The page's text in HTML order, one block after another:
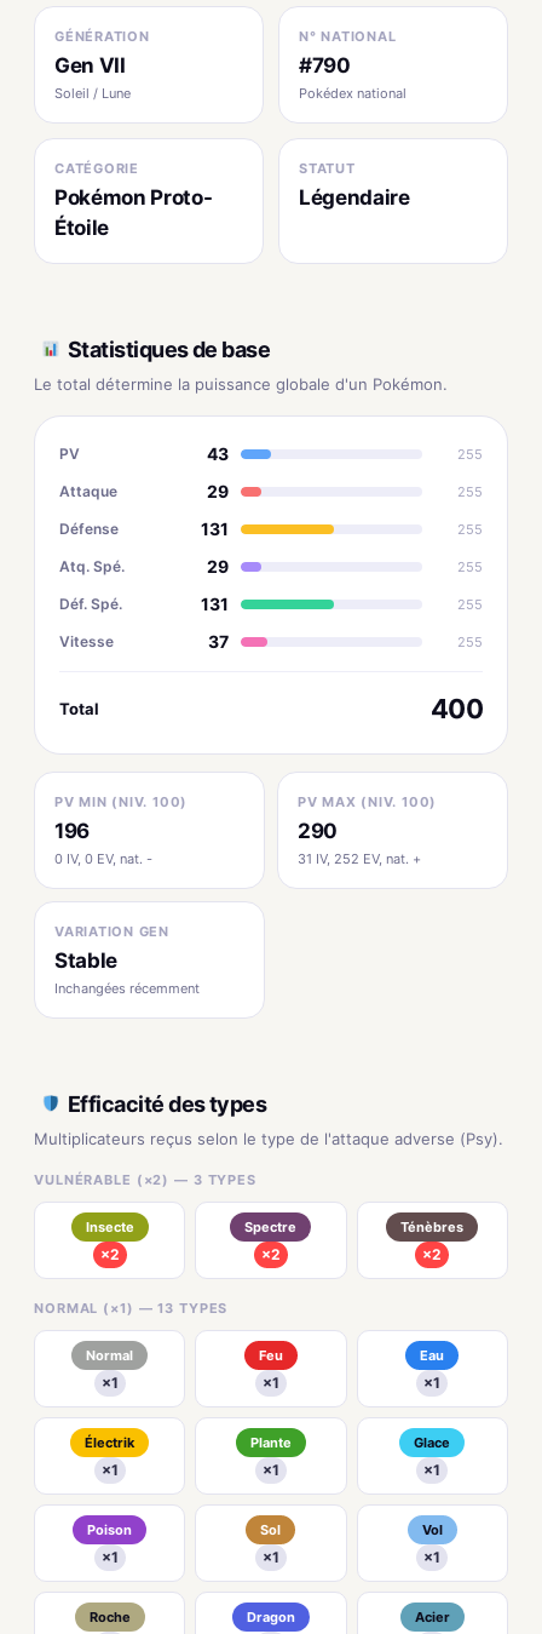
GÉNÉRATION
Gen VII
Soleil / Lune
N° NATIONAL
#790
Pokédex national
CATÉGORIE
Pokémon Proto-
Étoile
STATUT
Légendaire
Statistiques de base
Le total détermine la puissance globale d'un Pokémon.
PV 43 255
Attaque 29 255
Défense 131 255
Atq. Spé. 29 255
Déf. Spé. 131 255
Vitesse 37 255
Total 400
PV MIN (NIV. 100)
196
0 IV, 0 EV, nat. -
PV MAX (NIV. 100)
290
31 IV, 252 EV, nat. +
VARIATION GEN
Stable
Inchangées récemment
Efficacité des types
Multiplicateurs reçus selon le type de l'attaque adverse (Psy).
VULNÉRABLE (×2) — 3 TYPES
Insecte
×2
Spectre
×2
Ténèbres
×2
NORMAL (×1) — 13 TYPES
Normal
×1
Feu
×1
Eau
×1
Électrik
×1
Plante
×1
Glace
×1
Poison
×1
Sol
×1
Vol
×1
Roche Dragon Acier